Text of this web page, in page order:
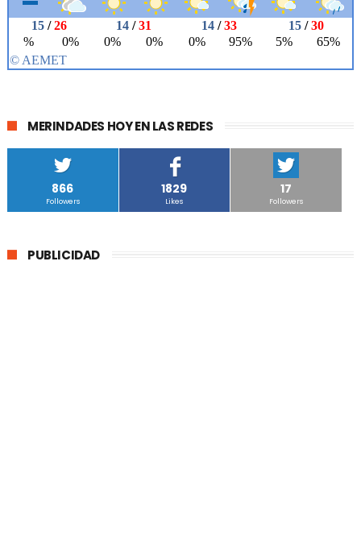
MERINDADES HOY EN LAS REDES
866
Followers
1829
Likes
17
Followers
PUBLICIDAD